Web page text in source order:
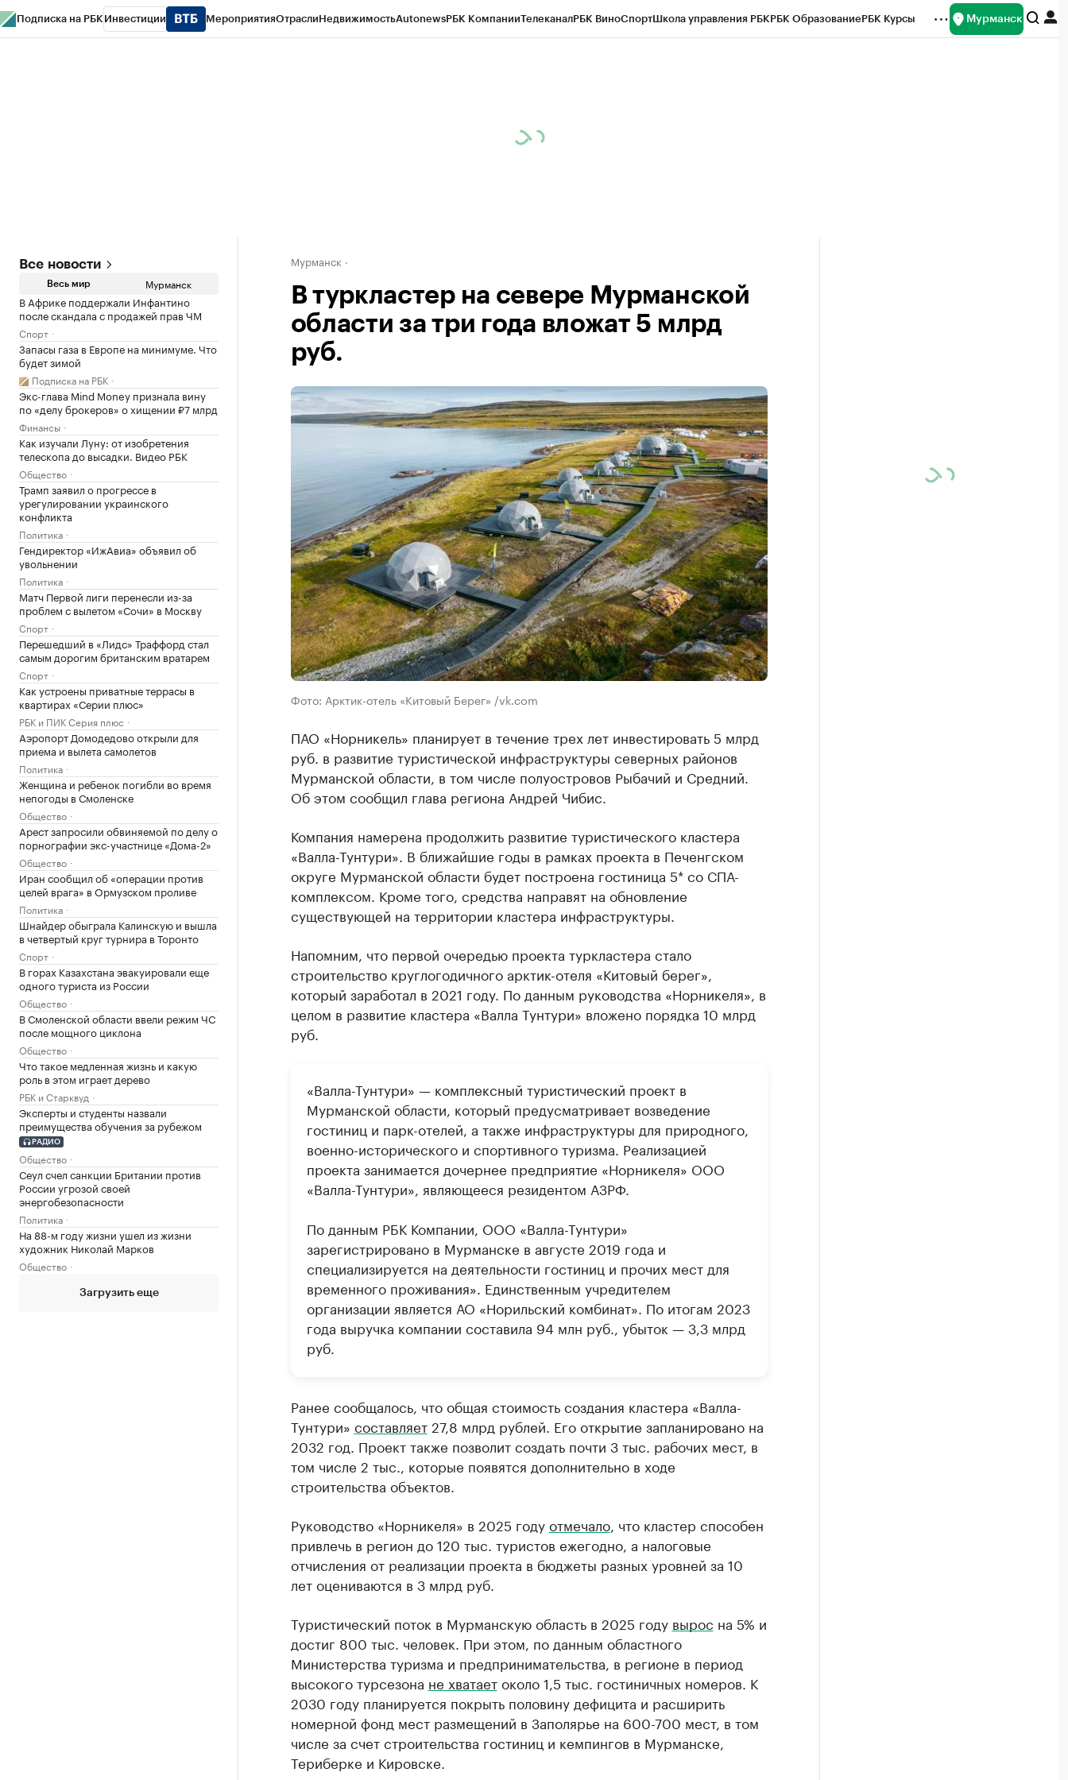
Подписка на РБК Инвестиции МероприятияОтраслиНедвижимостьAutonewsРБК КомпанииТелеканалРБК ВиноСпортШкола управления РБКРБК ОбразованиеРБК Курсы Мурманск
Все новости
Весь мир Мурманск
В Африке поддержали Инфантино
после скандала с продажей прав ЧМ
Спорт
Запасы газа в Европе на минимуме. Что
будет зимой
Подписка на РБК
Экс-глава Mind Money признала вину
по «делу брокеров» о хищении ₽7 млрд
Финансы
Как изучали Луну: от изобретения
телескопа до высадки. Видео РБК
Общество
Трамп заявил о прогрессе в
урегулировании украинского
конфликта
Политика
Гендиректор «ИжАвиа» объявил об
увольнении
Политика
Матч Первой лиги перенесли из-за
проблем с вылетом «Сочи» в Москву
Спорт
Перешедший в «Лидс» Траффорд стал
самым дорогим британским вратарем
Спорт
Как устроены приватные террасы в
квартирах «Серии плюс»
РБК и ПИК Серия плюс
Аэропорт Домодедово открыли для
приема и вылета самолетов
Политика
Женщина и ребенок погибли во время
непогоды в Смоленске
Общество
Арест запросили обвиняемой по делу о
порнографии экс-участнице «Дома-2»
Общество
Иран сообщил об «операции против
целей врага» в Ормузском проливе
Политика
Шнайдер обыграла Калинскую и вышла
в четвертый круг турнира в Торонто
Спорт
В горах Казахстана эвакуировали еще
одного туриста из России
Общество
В Смоленской области ввели режим ЧС
после мощного циклона
Общество
Что такое медленная жизнь и какую
роль в этом играет дерево
РБК и Старквуд
Эксперты и студенты назвали
преимущества обучения за рубежом
РАДИО
Общество
Сеул счел санкции Британии против
России угрозой своей
энергобезопасности
Политика
На 88-м году жизни ушел из жизни
художник Николай Марков
Общество
Загрузить еще
Мурманск
В туркластер на севере Мурманской
области за три года вложат 5 млрд
руб.
Фото: Арктик-отель «Китовый Берег» /vk.com
ПАО «Норникель» планирует в течение трех лет инвестировать 5 млрд
руб. в развитие туристической инфраструктуры северных районов
Мурманской области, в том числе полуостровов Рыбачий и Средний.
Об этом сообщил глава региона Андрей Чибис.
Компания намерена продолжить развитие туристического кластера
«Валла-Тунтури». В ближайшие годы в рамках проекта в Печенгском
округе Мурманской области будет построена гостиница 5* со СПА-
комплексом. Кроме того, средства направят на обновление
существующей на территории кластера инфраструктуры.
Напомним, что первой очередью проекта туркластера стало
строительство круглогодичного арктик-отеля «Китовый берег»,
который заработал в 2021 году. По данным руководства «Норникеля», в
целом в развитие кластера «Валла Тунтури» вложено порядка 10 млрд
руб.
«Валла-Тунтури» — комплексный туристический проект в
Мурманской области, который предусматривает возведение
гостиниц и парк-отелей, а также инфраструктуры для природного,
военно-исторического и спортивного туризма. Реализацией
проекта занимается дочернее предприятие «Норникеля» ООО
«Валла-Тунтури», являющееся резидентом АЗРФ.
По данным РБК Компании, ООО «Валла-Тунтури»
зарегистрировано в Мурманске в августе 2019 года и
специализируется на деятельности гостиниц и прочих мест для
временного проживания». Единственным учредителем
организации является АО «Норильский комбинат». По итогам 2023
года выручка компании составила 94 млн руб., убыток — 3,3 млрд
руб.
Ранее сообщалось, что общая стоимость создания кластера «Валла-
Тунтури» составляет27,8 млрд рублей. Его открытие запланировано на
2032 год. Проект также позволит создать почти 3 тыс. рабочих мест, в
том числе 2 тыс., которые появятся дополнительно в ходе
строительства объектов.
Руководство «Норникеля» в 2025 годуотмечало, что кластер способен
привлечь в регион до 120 тыс. туристов ежегодно, а налоговые
отчисления от реализации проекта в бюджеты разных уровней за 10
лет оцениваются в 3 млрд руб.
Туристический поток в Мурманскую область в 2025 году вырос на 5% и
достиг 800 тыс. человек. При этом, по данным областного
Министерства туризма и предпринимательства, в регионе в период
высокого турсезона не хватаетоколо 1,5 тыс. гостиничных номеров. К
2030 году планируется покрыть половину дефицита и расширить
номерной фонд мест размещений в Заполярье на 600-700 мест, в том
числе за счет строительства гостиниц и кемпингов в Мурманске,
Териберке и Кировске.